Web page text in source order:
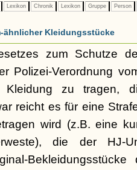
Lexikon Chronik Lexikon Gruppe Person
ähnlicher Kleidungsstücke
zum Schutze
Polizei-Verordnung
Kleidung zu tragen,
reicht es für eine
wird (z.B. eine
die der HJ-